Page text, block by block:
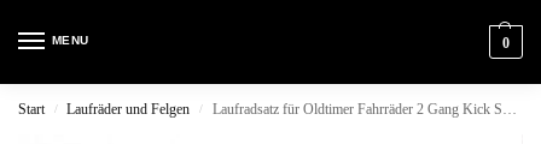
MENU 0
Start / Laufräder und Felgen / Laufradsatz für Oldtimer Fahrräder 2 Gang Kick Shift Trommelbremse 28 Zoll